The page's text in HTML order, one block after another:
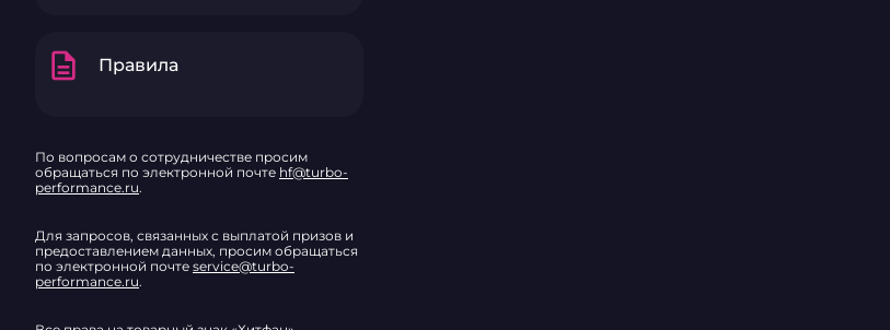
description Правила
По вопросам о сотрудничестве просим
обращаться по электронной почте hf@turbo-
performance.ru.
Для запросов, связанных с выплатой призов и
предоставлением данных, просим обращаться
по электронной почте service@turbo-
performance.ru.